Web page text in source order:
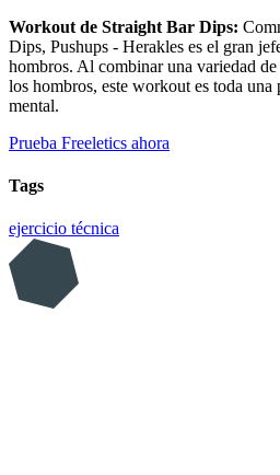
Workout de Straight Bar Dips:
Dips, Pushups - Herakles es el gran
hombros. Al combinar una variedad de
los hombros, este workout es toda
mental.
Prueba Freeletics ahora
Tags
ejercicio técnica